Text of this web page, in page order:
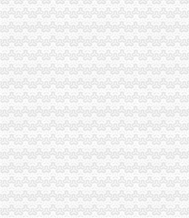
市重庆分公司注销局全面推行基层工商所纪检
南岸局“三大力度三个到位”重庆税务注销全面
市重庆公司注销局部署七项活动纪念建90周年
南川局重庆公司注销大力提高电子商务巡查效
渝北局行政约谈沃尔玛超市重庆公司注销指出
开县局明确“七个必须”重庆分公司注销扎实开
渝中局重庆分公司注销发挥职能作用帮助企业
北碚局重庆税务注销多措并举助推微型企业发
全市重庆分公司注销掀起地理标志申报注册新
市重庆公司注销消处到渝中区检查限塑工作及
秀山局重庆税务注销三项措施积做好户籍制度
涪陵局立足“六个联系”重庆公司注销扎实开展“
工商干校多措并举确保微型企业创业培训取得
工商干校组织召开全市重庆分公司注销微型企
市重庆公司注销局举行2010年退役士招录